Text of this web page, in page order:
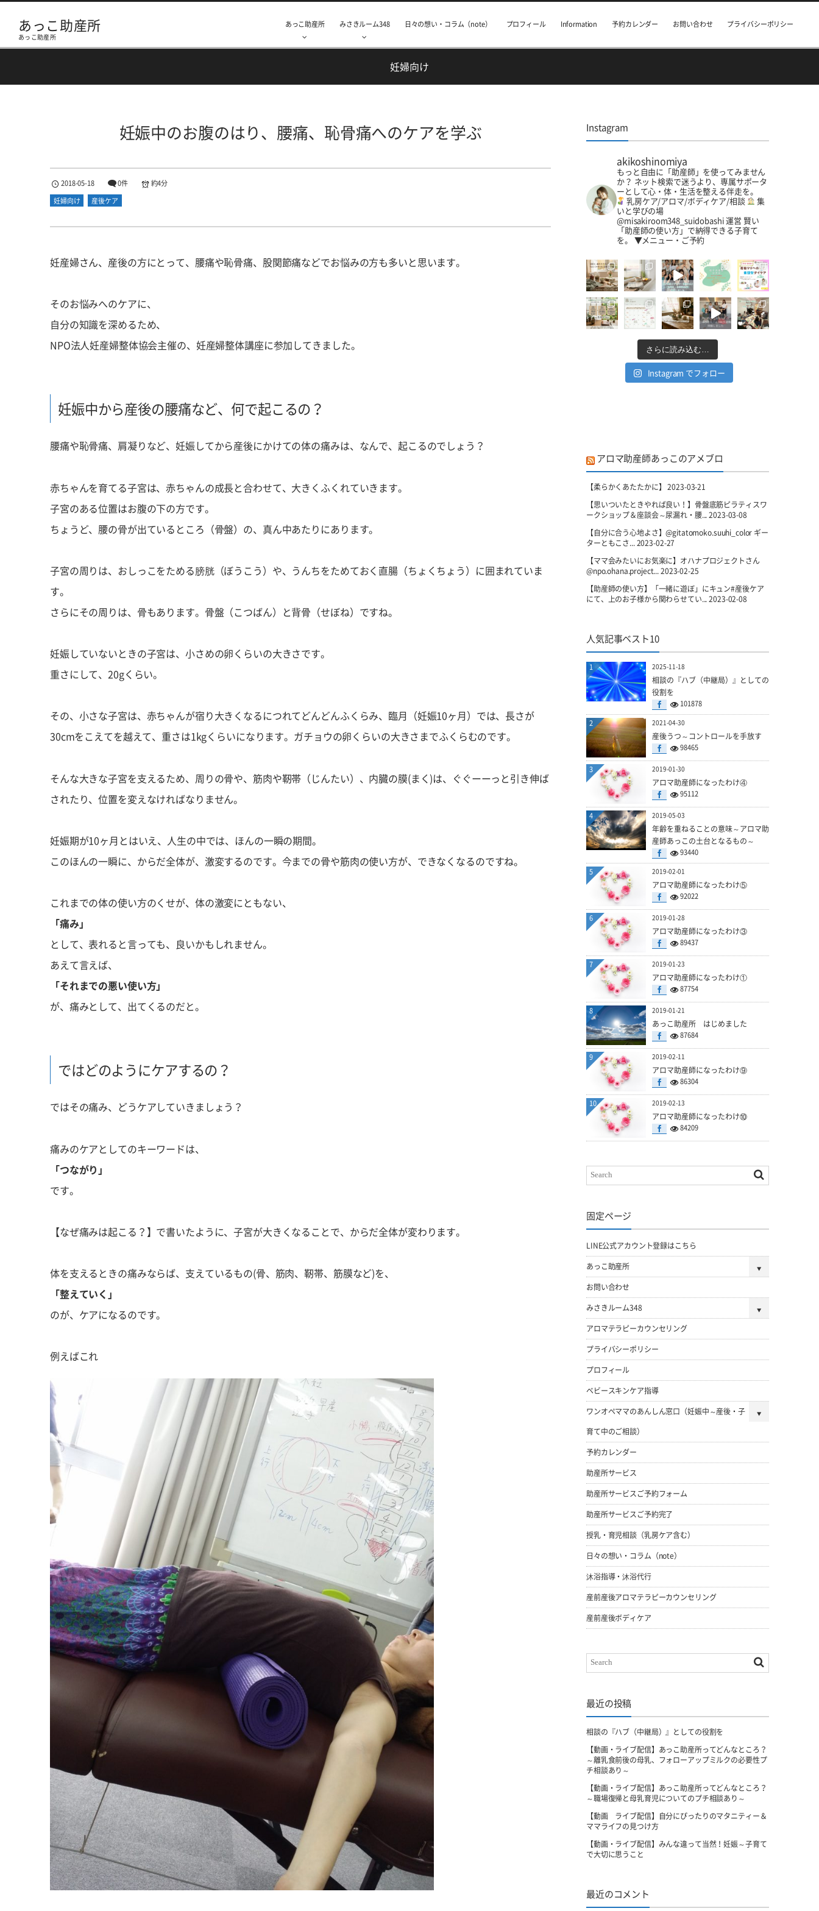
あっこ助産所
あっこ助産所
あっこ助産所 みさきルーム348 日々の想い・コラム（note） プロフィール Information 予約カレンダー お問い合わせ プライバシーポリシー
妊婦向け
妊娠中のお腹のはり、腰痛、恥骨痛へのケアを学ぶ
2018-05-18 0件
約4分
妊婦向け
産後ケア
妊産婦さん、産後の方にとって、腰痛や恥骨痛、股関節痛などでお悩みの方も多いと思います。
そのお悩みへのケアに、
自分の知識を深めるため、
NPO法人妊産婦整体協会主催の、妊産婦整体講座に参加してきました。
妊娠中から産後の腰痛など、何で起こるの？
腰痛や恥骨痛、肩凝りなど、妊娠してから産後にかけての体の痛みは、なんで、起こるのでしょう？
赤ちゃんを育てる子宮は、赤ちゃんの成長と合わせて、大きくふくれていきます。
子宮のある位置はお腹の下の方です。
ちょうど、腰の骨が出ているところ（骨盤）の、真ん中あたりにあります。
子宮の周りは、おしっこをためる膀胱（ぼうこう）や、うんちをためておく直腸（ちょくちょう）に囲まれていま
す。
さらにその周りは、骨もあります。骨盤（こつばん）と背骨（せぼね）ですね。
妊娠していないときの子宮は、小さめの卵くらいの大きさです。
重さにして、20gくらい。
その、小さな子宮は、赤ちゃんが宿り大きくなるにつれてどんどんふくらみ、臨月（妊娠10ヶ月）では、長さが
30cmをこえてを越えて、重さは1kgくらいになります。ガチョウの卵くらいの大きさまでふくらむのです。
そんな大きな子宮を支えるため、周りの骨や、筋肉や靭帯（じんたい）、内臓の膜(まく)は、ぐぐーーっと引き伸ば
されたり、位置を変えなければなりません。
妊娠期が10ヶ月とはいえ、人生の中では、ほんの一瞬の期間。
このほんの一瞬に、からだ全体が、激変するのです。今までの骨や筋肉の使い方が、できなくなるのですね。
これまでの体の使い方のくせが、体の激変にともない、
「痛み」
として、表れると言っても、良いかもしれません。
あえて言えば、
「それまでの悪い使い方」
が、痛みとして、出てくるのだと。
ではどのようにケアするの？
ではその痛み、どうケアしていきましょう？
痛みのケアとしてのキーワードは、
「つながり」
です。
【なぜ痛みは起こる？】で書いたように、子宮が大きくなることで、からだ全体が変わります。
体を支えるときの痛みならば、支えているもの(骨、筋肉、靭帯、筋膜など)を、
「整えていく」
のが、ケアになるのです。
例えばこれ
Instagram
akikoshinomiya
もっと自由に「助産師」を使ってみません
か？ ネット検索で迷うより、専属サポータ
ーとして心・体・生活を整える伴走を。
乳房ケア/アロマ/ボディケア/相談
集
いと学びの場
@misakiroom348_suidobashi 運営 賢い
「助産師の使い方」で納得できる子育て
を。 ▼メニュー・ご予約
さらに読み込む…
Instagram でフォロー
アロマ助産師あっこのアメブロ
【柔らかくあたたかに】 2023-03-21
【思いついたときやれば良い！】骨盤底筋ピラティスワ
ークショップ＆座談会～尿漏れ・腰...2023-03-08
【自分に合う心地よさ】@gitatomoko.suuhi_color ギー
ターともこさ...2023-02-27
【ママ会みたいにお気楽に】オハナプロジェクトさん
@npo.ohana.project...2023-02-25
【助産師の使い方】「一緒に遊ぼ」にキュン#産後ケア
にて、上のお子様から関わらせてい...2023-02-08
人気記事ベスト10
2025-11-18
相談の『ハブ（中継局）』としての
役割を
101878
1
2021-04-30
産後うつ～コントロールを手放す
98465
2
2019-01-30
アロマ助産師になったわけ④
95112
3
2019-05-03
年齢を重ねることの意味～アロマ助
産師あっこの土台となるもの～
93440
4
2019-02-01
アロマ助産師になったわけ⑤
92022
5
2019-01-28
アロマ助産師になったわけ③
89437
6
2019-01-23
アロマ助産師になったわけ①
87754
7
2019-01-21
あっこ助産所 はじめました
87684
8
2019-02-11
アロマ助産師になったわけ⑨
86304
9
2019-02-13
アロマ助産師になったわけ⑩
84209
10
固定ページ
LINE公式アカウント登録はこちら
あっこ助産所
お問い合わせ
みさきルーム348
アロマテラピーカウンセリング
プライバシーポリシー
プロフィール
ベビースキンケア指導
ワンオペママのあんしん窓口（妊娠中～産後・子
育て中のご相談）
予約カレンダー
助産所サービス
助産所サービスご予約フォーム
助産所サービスご予約完了
授乳・育児相談（乳房ケア含む）
日々の想い・コラム（note）
沐浴指導・沐浴代行
産前産後アロマテラピーカウンセリング
産前産後ボディケア
最近の投稿
相談の『ハブ（中継局）』としての役割を
【動画・ライブ配信】あっこ助産所ってどんなところ？
～離乳食前後の母乳、フォローアップミルクの必要性プ
チ相談あり～
【動画・ライブ配信】あっこ助産所ってどんなところ？
～職場復帰と母乳育児についてのプチ相談あり～
【動画 ライブ配信】自分にぴったりのマタニティー＆
ママライフの見つけ方
【動画・ライブ配信】みんな違って当然！妊娠～子育て
で大切に思うこと
最近のコメント